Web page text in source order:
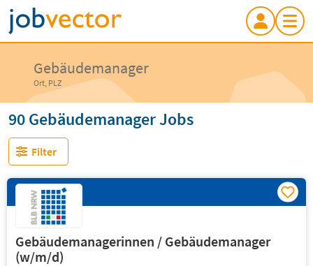
Gebäudemanager
Ort, PLZ
90 Gebäudemanager Jobs
Filter
Gebäudemanagerinnen / Gebäudemanager
(w/m/d)